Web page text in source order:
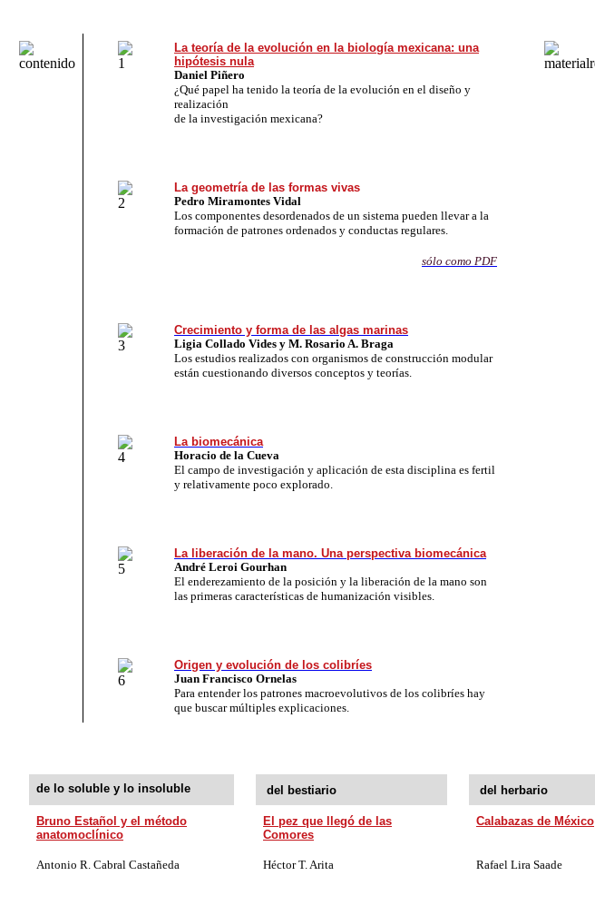
La teoría de la evolución en la biología mexicana: una
hipótesis nula
Daniel Piñero
¿Qué papel ha tenido la teoría de la evolución en el diseño y
realización
de la investigación mexicana?
La geometría de las formas vivas
Pedro Miramontes Vidal
Los componentes desordenados de un sistema pueden llevar a la
formación de patrones ordenados y conductas regulares.
sólo como PDF
Crecimiento y forma de las algas marinas
Ligia Collado Vides y M. Rosario A. Braga
Los estudios realizados con organismos de construcción modular
están cuestionando diversos conceptos y teorías.
La biomecánica
Horacio de la Cueva
El campo de investigación y aplicación de esta disciplina es fertil
y relativamente poco explorado.
La liberación de la mano. Una perspectiva biomecánica
André Leroi Gourhan
El enderezamiento de la posición y la liberación de la mano son
las primeras características de humanización visibles.
Origen y evolución de los colibríes
Juan Francisco Ornelas
Para entender los patrones macroevolutivos de los colibríes hay
que buscar múltiples explicaciones.
de lo soluble y lo insoluble del bestiario del herbario
Bruno Estañol y el método
anatomoclínico
El pez que llegó de las
Comores
Calabazas de México
Antonio R. Cabral Castañeda Héctor T. Arita Rafael Lira Saade